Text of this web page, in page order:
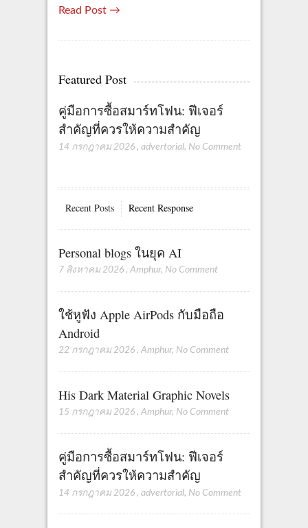
Read Post →
Featured Post
คู่มือการซื้อสมาร์ทโฟน: ฟีเจอร์
สำคัญที่ควรให้ความสำคัญ
14 กรกฎาคม 2026 , advertorial, No Comment
Recent Posts Recent Response
Personal blogs ในยุค AI
7 สิงหาคม 2026 , Amphur, No Comment
ใช้หูฟัง Apple AirPods กับมือถือ
Android
22 กรกฎาคม 2026 , Amphur, No Comment
His Dark Material Graphic Novels
15 กรกฎาคม 2026 , Amphur, No Comment
คู่มือการซื้อสมาร์ทโฟน: ฟีเจอร์
สำคัญที่ควรให้ความสำคัญ
14 กรกฎาคม 2026 , advertorial, No Comment